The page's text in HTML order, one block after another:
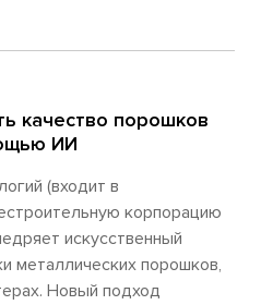
качество порошков
ИИ
(входит в
корпорацию
искусственный
металлических порошков,
Новый подход